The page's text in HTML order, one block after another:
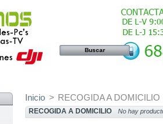
Inicio > RECOGIDA A DOMICILIO
RECOGIDA A DOMICILIO No hay